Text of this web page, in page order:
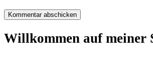
Willkommen auf meiner